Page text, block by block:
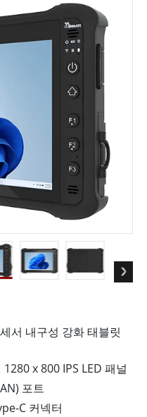
서 내구성 강화 태블릿
x 800 IPS LED 패널
포트
C 커넥터